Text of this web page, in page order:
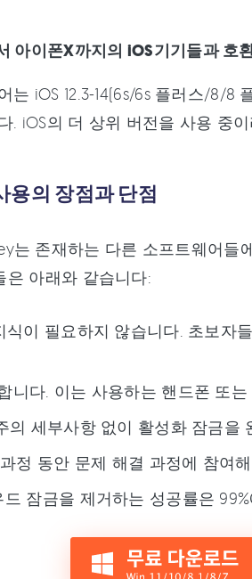
아이폰X까지의 iOS기기들과 호
는 iOS 12.3-14(6s/6s 플러스/8/8
. iOS의 더 상위 버전을 사용 중
용의 장점과 단점
는 존재하는 다른 소프트웨어
은 아래와 같습니다:
식이 필요하지 않습니다. 초보자
니다. 이는 사용하는 핸드폰 또
의 세부사항 없이 활성화 잠금을
정 동안 문제 해결 과정에 참여해
잠금을 제거하는 성공률은